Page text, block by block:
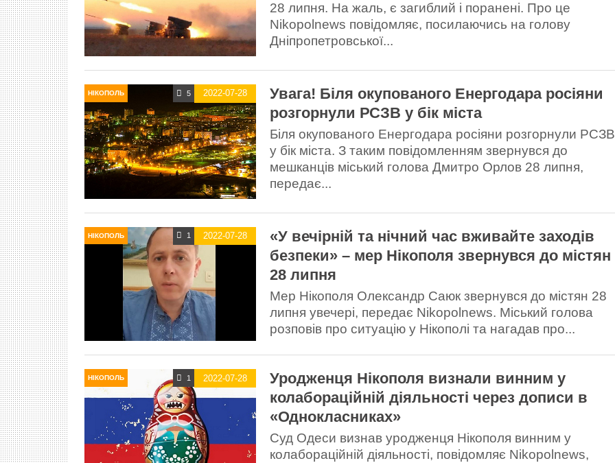
28 липня. На жаль, є загиблий і поранені. Про це
Nikopolnews повідомляє, посилаючись на голову
Дніпропетровської...
НІКОПОЛЬ 2022-07-28
5
Увага! Біля окупованого Енергодара росіяни
розгорнули РСЗВ у бік міста
Біля окупованого Енергодара росіяни розгорнули РСЗВ
у бік міста. З таким повідомленням звернувся до
мешканців міський голова Дмитро Орлов 28 липня,
передає...
НІКОПОЛЬ 2022-07-28
1
«У вечірній та нічний час вживайте заходів
безпеки» – мер Нікополя звернувся до містян
28 липня
Мер Нікополя Олександр Саюк звернувся до містян 28
липня увечері, передає Nikopolnews. Міський голова
розповів про ситуацію у Нікополі та нагадав про...
НІКОПОЛЬ 2022-07-28
1
Уродженця Нікополя визнали винним у
колабораційній діяльності через дописи в
«Однокласниках»
Суд Одеси визнав уродженця Нікополя винним у
колабораційній діяльності, повідомляє Nikopolnews,